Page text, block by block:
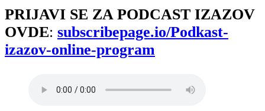
PRIJAVI SE ZA PODCAST IZAZOV
OVDE: subscribepage.io/Podkast-
izazov-online-program